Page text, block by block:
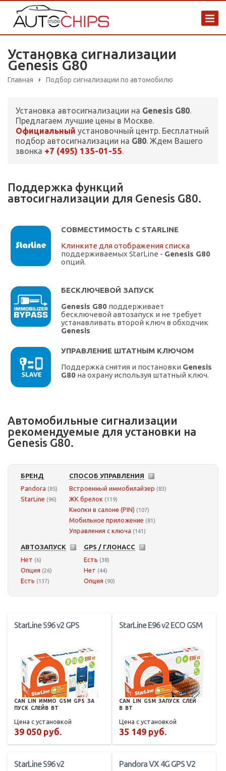
Установка сигнализации
Genesis G80
Главная Подбор сигнализации по автомобилю
Установка автосигнализации на Genesis G80.
Предлагаем лучшие цены в Москве.
Официальный установочный центр. Бесплатный
подбор автосигнализации на G80. Ждем Вашего
звонка +7 (495) 135-01-55.
Поддержка функций
автосигнализации для Genesis G80.
СОВМЕСТИМОСТЬ С STARLINE
Клинките для отображения списка
поддерживаемых StarLine - Genesis G80
опций.
БЕСКЛЮЧЕВОЙ ЗАПУСК
Genesis G80 поддерживает
бесключевой автозапуск и не требует
устанавливать второй ключ в обходчик
Genesis
УПРАВЛЕНИЕ ШТАТНЫМ КЛЮЧОМ
Поддержка снятия и постановки Genesis
G80 на охрану используя штатный ключ.
Автомобильные сигнализации
рекомендуемые для установки на
Genesis G80.
БРЕНД
Pandora (85)
StarLine (96)
СПОСОБ УПРАВЛЕНИЯ
Встроенный иммобилайзер (83)
ЖК брелок (119)
Кнопки в салоне (PIN) (107)
Мобильное приложение (81)
Управления с ключа (141)
АВТОЗАПУСК
Нет (6)
Опция (26)
Есть (137)
GPS / ГЛОНАСС
Есть (38)
Нет (44)
Опция (90)
StarLine S96 v2 GPS
CAN LIN ИММО GSM GPS ЗА
ПУСК СЛЕЙВ BT
Цена с установкой
39 050 руб.
StarLine E96 v2 ECO GSM
CAN LIN GSM ЗАПУСК СЛЕЙ
В
BT
Цена с установкой
35 149 руб.
StarLine S96 v2 Pandora VX 4G GPS V2